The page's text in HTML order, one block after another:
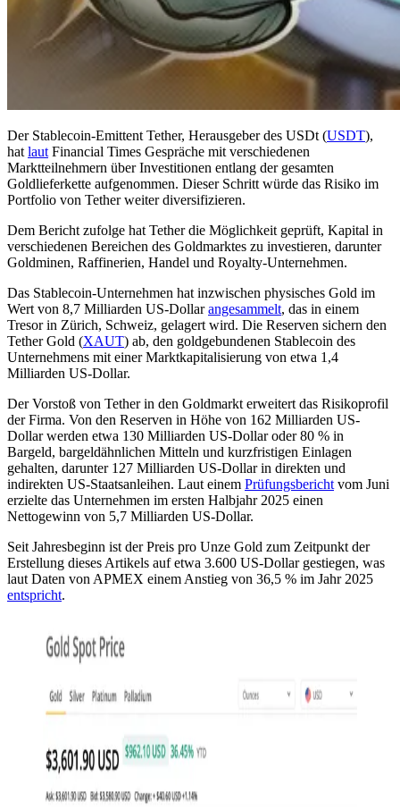
Der Stablecoin-Emittent Tether, Herausgeber des USDt (USDT),
hat laut Financial Times Gespräche mit verschiedenen
Marktteilnehmern über Investitionen entlang der gesamten
Goldlieferkette aufgenommen. Dieser Schritt würde das Risiko im
Portfolio von Tether weiter diversifizieren.
Dem Bericht zufolge hat Tether die Möglichkeit geprüft, Kapital in
verschiedenen Bereichen des Goldmarktes zu investieren, darunter
Goldminen, Raffinerien, Handel und Royalty-Unternehmen.
Das Stablecoin-Unternehmen hat inzwischen physisches Gold im
Wert von 8,7 Milliarden US-Dollarangesammelt, das in einem
Tresor in Zürich, Schweiz, gelagert wird. Die Reserven sichern den
Tether Gold (XAUT) ab, den goldgebundenen Stablecoin des
Unternehmens mit einer Marktkapitalisierung von etwa 1,4
Milliarden US-Dollar.
Der Vorstoß von Tether in den Goldmarkt erweitert das Risikoprofil
der Firma. Von den Reserven in Höhe von 162 Milliarden US-
Dollar werden etwa 130 Milliarden US-Dollar oder 80 % in
Bargeld, bargeldähnlichen Mitteln und kurzfristigen Einlagen
gehalten, darunter 127 Milliarden US-Dollar in direkten und
indirekten US-Staatsanleihen. Laut einem Prüfungsbericht vom Juni
erzielte das Unternehmen im ersten Halbjahr 2025 einen
Nettogewinn von 5,7 Milliarden US-Dollar.
Seit Jahresbeginn ist der Preis pro Unze Gold zum Zeitpunkt der
Erstellung dieses Artikels auf etwa 3.600 US-Dollar gestiegen, was
laut Daten von APMEX einem Anstieg von 36,5 % im Jahr 2025
entspricht.